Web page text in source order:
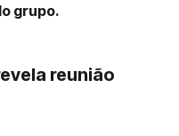
grupo.
reunião